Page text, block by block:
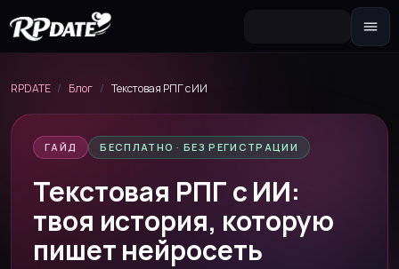
Собери внешность и сгенерируй
Сценарий
Сюжетная завязка для роли
Секстинг-чат
Переписка 18+ и фото по запросу
Новеллу
Интерактивная история с выбором
RPDATE / Блог / Текстовая РПГ с ИИ
ГАЙД БЕСПЛАТНО · БЕЗ РЕГИСТРАЦИИ
Текстовая РПГ с ИИ:
твоя история, которую
пишет нейросеть